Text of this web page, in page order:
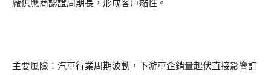
廠供應商認證周期長，形成客戶黏性。
主要風險：汽車行業周期波動，下游車企銷量起伏直接影響訂